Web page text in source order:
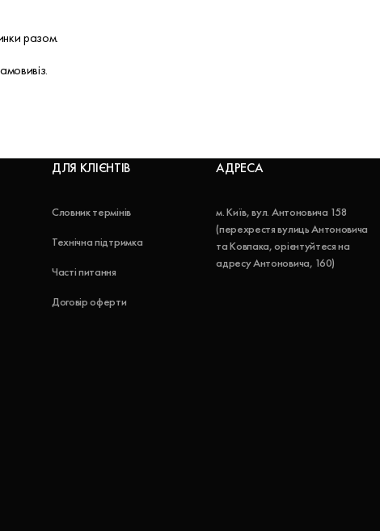
разом.
ДЛЯ КЛІЄНТІВ
Словник термінів
Технічна підтримка
Часті питання
Договір оферти
АДРЕСА
м. Київ, вул. Антоновича 158
(перехрестя вулиць Антоновича
та Ковпака, орієнтуйтеся на
адресу Антоновича, 160)